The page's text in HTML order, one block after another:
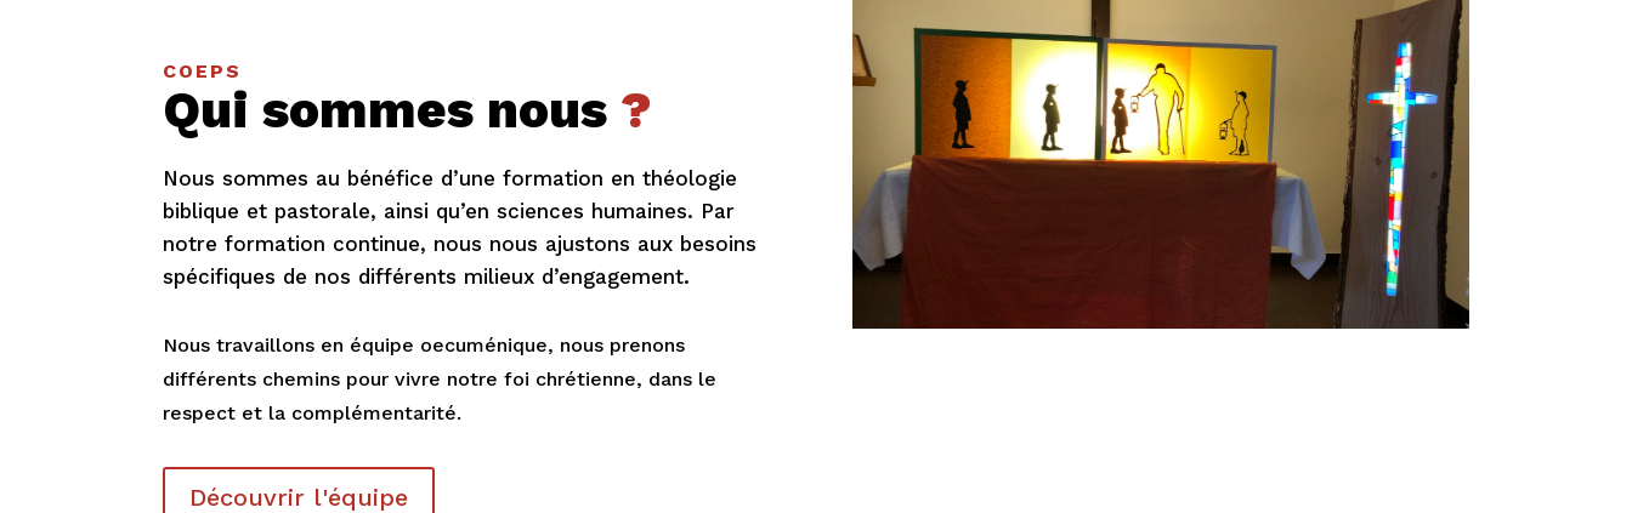
COEPS
Qui sommes nous ?
Nous sommes au bénéfice d’une formation en théologie
biblique et pastorale, ainsi qu’en sciences humaines. Par
notre formation continue, nous nous ajustons aux besoins
spécifiques de nos différents milieux d’engagement.
Nous travaillons en équipe oecuménique, nous prenons
différents chemins pour vivre notre foi chrétienne, dans le
respect et la complémentarité.
Découvrir l'équipe